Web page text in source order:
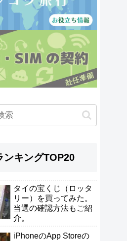
ンキングTOP20
タイの宝くじ（ロッタ
リー）を買ってみた。
当選の確認方法もご紹
介。
iPhoneのApp Storeの